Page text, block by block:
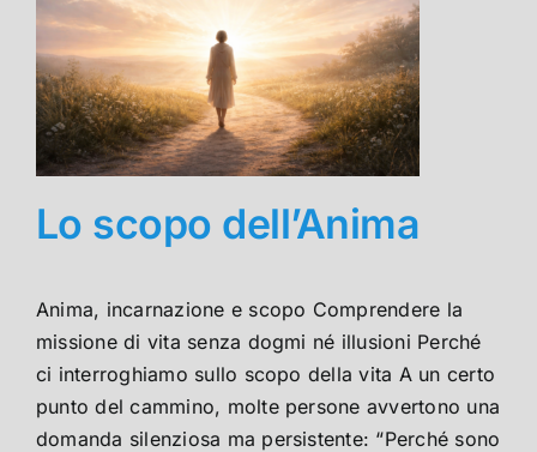
Lo scopo dell’Anima
Anima, incarnazione e scopo Comprendere la
missione di vita senza dogmi né illusioni Perché
ci interroghiamo sullo scopo della vita A un certo
punto del cammino, molte persone avvertono una
domanda silenziosa ma persistente: “Perché sono